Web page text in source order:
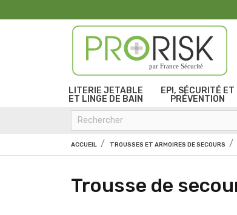
par France Sécurité
LITERIE JETABLE
ET LINGE DE BAIN
EPI, SÉCURITÉ ET
PRÉVENTION
ACCUEIL TROUSSES ET ARMOIRES DE SECOURS
Trousse de